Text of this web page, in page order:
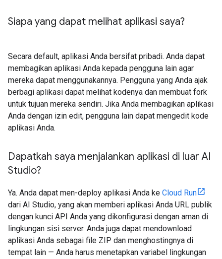
Siapa yang dapat melihat aplikasi saya?
Secara default, aplikasi Anda bersifat pribadi. Anda dapat
membagikan aplikasi Anda kepada pengguna lain agar
mereka dapat menggunakannya. Pengguna yang Anda ajak
berbagi aplikasi dapat melihat kodenya dan membuat fork
untuk tujuan mereka sendiri. Jika Anda membagikan aplikasi
Anda dengan izin edit, pengguna lain dapat mengedit kode
aplikasi Anda.
Dapatkah saya menjalankan aplikasi di luar AI
Studio?
Ya. Anda dapat men-deploy aplikasi Anda ke Cloud Run
dari AI Studio, yang akan memberi aplikasi Anda URL publik
dengan kunci API Anda yang dikonfigurasi dengan aman di
lingkungan sisi server. Anda juga dapat mendownload
aplikasi Anda sebagai file ZIP dan menghostingnya di
tempat lain — Anda harus menetapkan variabel lingkungan